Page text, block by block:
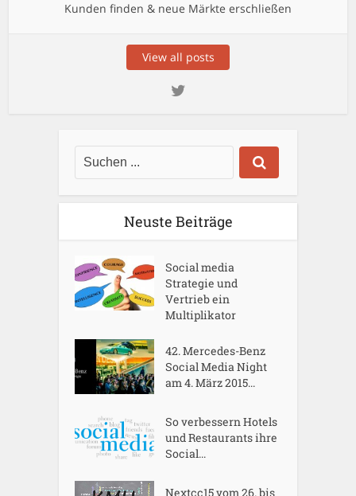
Kunden finden & neue Märkte erschließen
View all posts
Neuste Beiträge
Social media
Strategie und
Vertrieb ein
Multiplikator
42. Mercedes-Benz
Social Media Night
am 4. März 2015...
So verbessern Hotels
und Restaurants ihre
Social...
Nextcc15 vom 26. bis